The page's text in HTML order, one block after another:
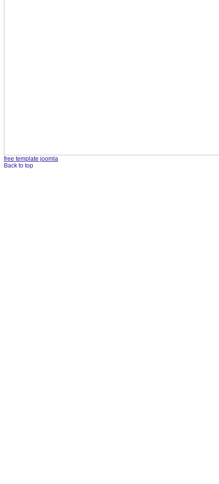
free template joomla
Back to top